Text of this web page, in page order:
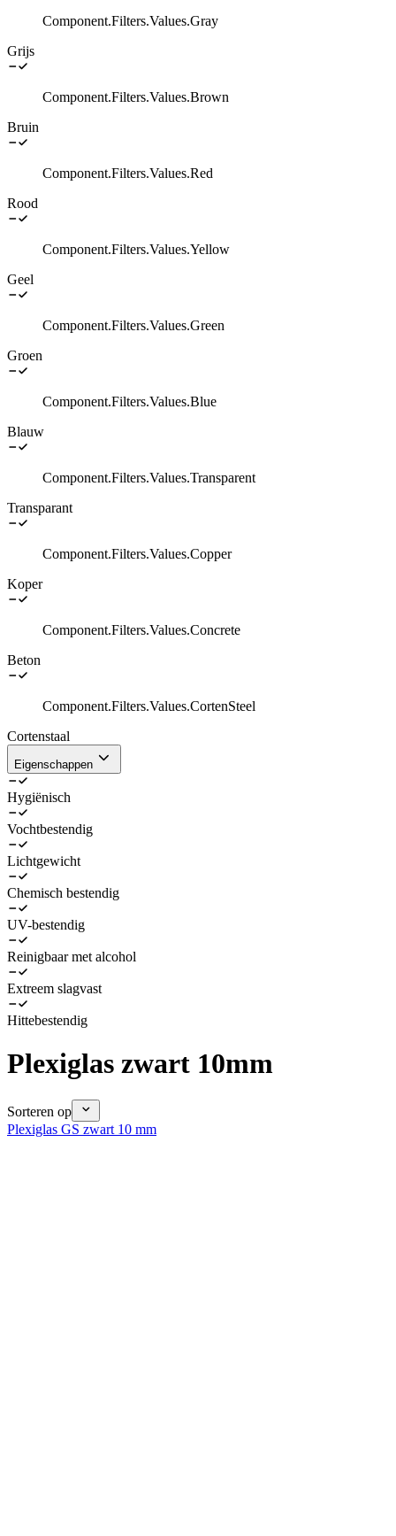
Component.Filters.Values.Gray
Grijs
Component.Filters.Values.Brown
Bruin
Component.Filters.Values.Red
Rood
Component.Filters.Values.Yellow
Geel
Component.Filters.Values.Green
Groen
Component.Filters.Values.Blue
Blauw
Component.Filters.Values.Transparent
Transparant
Component.Filters.Values.Copper
Koper
Component.Filters.Values.Concrete
Beton
Component.Filters.Values.CortenSteel
Cortenstaal
Eigenschappen
Hygiënisch
Vochtbestendig
Lichtgewicht
Chemisch bestendig
UV-bestendig
Reinigbaar met alcohol
Extreem slagvast
Hittebestendig
Plexiglas zwart 10mm
Sorteren op
Plexiglas GS zwart 10 mm